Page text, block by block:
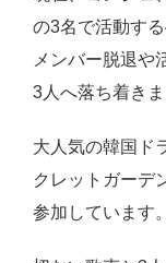
の3名で活動す
メンバー脱退や
3人へ落ち着きま
大人気の韓国ド
クレットガーデ
参加しています。